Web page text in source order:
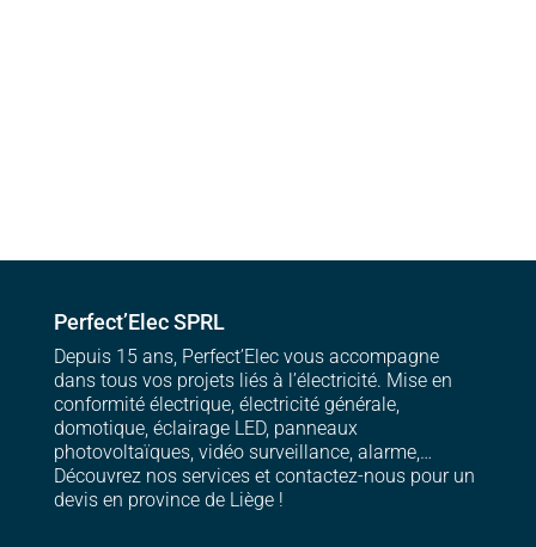
Perfect’Elec SPRL
Depuis 15 ans, Perfect’Elec vous accompagne
dans tous vos projets liés à l’électricité. Mise en
conformité électrique, électricité générale,
domotique, éclairage LED, panneaux
photovoltaïques, vidéo surveillance, alarme,…
Découvrez nos services et contactez-nous pour un
devis en province de Liège !